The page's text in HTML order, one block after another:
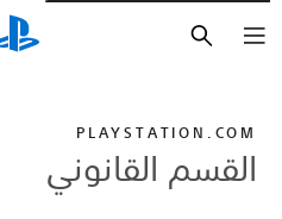
PLAYSTATION.COM
القسم القانوني